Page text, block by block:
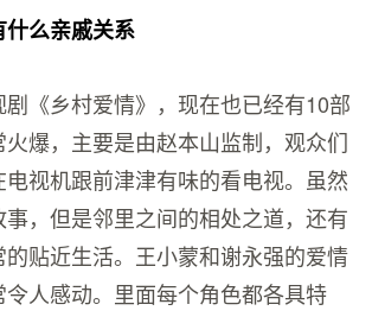
么亲戚关系
《乡村爱情》，现在也已经有10部
爆，主要是由赵本山监制，观众们
视机跟前津津有味的看电视。虽然
，但是邻里之间的相处之道，还有
贴近生活。王小蒙和谢永强的爱情
人感动。里面每个角色都各具特